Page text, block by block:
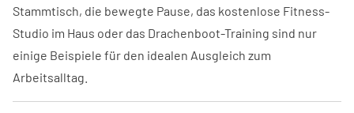
Stammtisch, die bewegte Pause, das kostenlose Fitness-
Studio im Haus oder das Drachenboot-Training sind nur
einige Beispiele für den idealen Ausgleich zum
Arbeitsalltag.